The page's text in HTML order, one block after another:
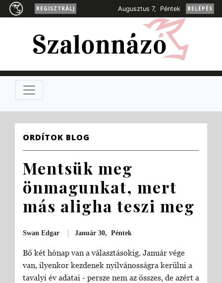
REGISZTRÁLJ Augusztus 7, Péntek BELÉPÉS
ORDÍTOK BLOG
Mentsük meg
önmagunkat, mert
más aligha teszi meg
Swan Edgar Január 30, Péntek
Bő két hónap van a választásokig. Január vége
van, ilyenkor kezdenek nyilvánosságra kerülni a
tavalyi év adatai - persze nem az összes, de azért a